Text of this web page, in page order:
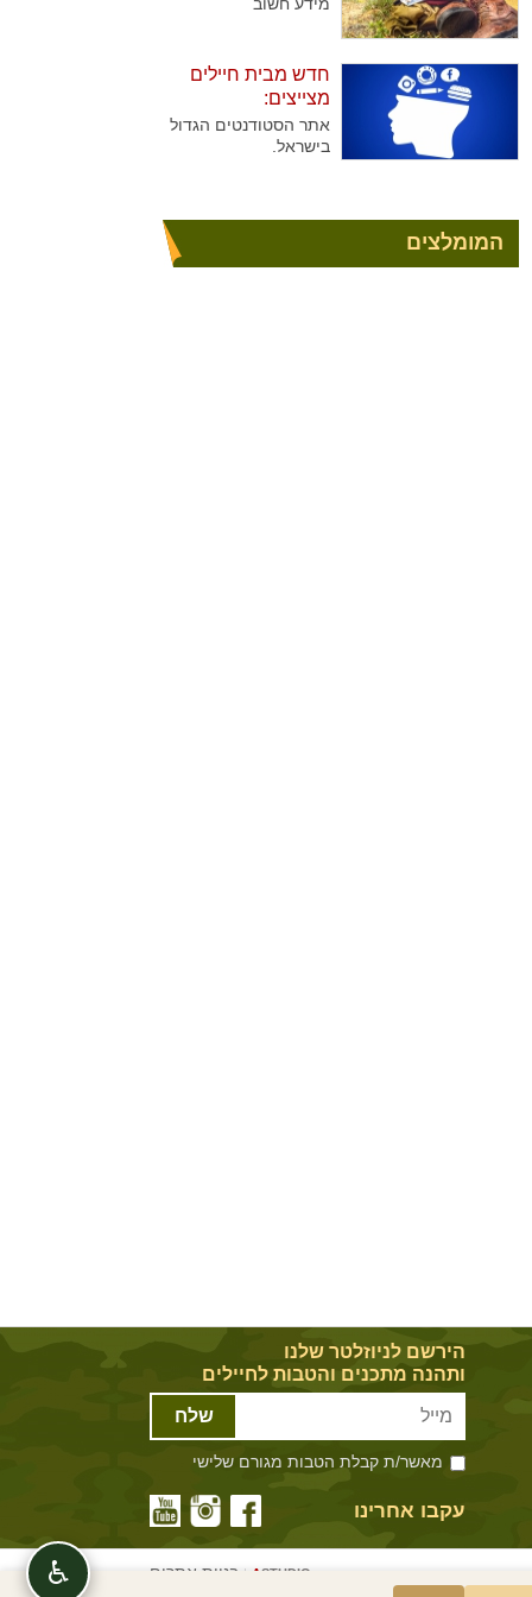
חדש מבית חיילים
מצייצים:
אתר הסטודנטים הגדול
בישראל.
המומלצים
הירשם לניוזלטר שלנו
ותהנה מתכנים והטבות לחיילים
שלח
מאשר/ת קבלת הטבות מגורם שלישי
עקבו אחרינו
ASTUDIO
| בניית אתרים ♿